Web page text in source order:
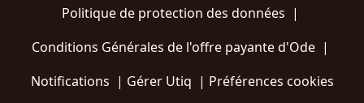
Politique de protection des données |
Conditions Générales de l'offre payante d'Ode |
Notifications | Gérer Utiq | Préférences cookies